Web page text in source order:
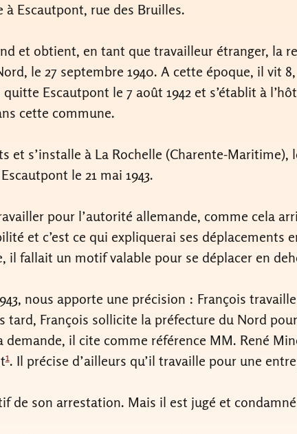
à Escautpont, rue des Bruilles.
et obtient, en tant que travailleur étranger, la
le 27 septembre 1940. A cette époque, il vit
Escautpont le 7 août 1942 et s’établit à
cette commune.
et s’installe à La Rochelle (Charente-Maritime),
le 21 mai 1943.
pour l’autorité allemande, comme cela
et c’est ce qui expliquerai ses déplacements
il fallait un motif valable pour se déplacer en
nous apporte une précision : François
tard, François sollicite la préfecture du Nord
demande, il cite comme référence MM. René
1. Il précise d’ailleurs qu’il travaille pour une
de son arrestation. Mais il est jugé et